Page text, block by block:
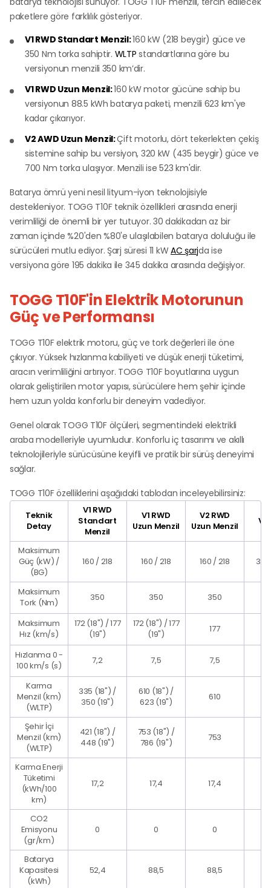
paketlere göre farklılık gösteriyor.
V1 RWD Standart Menzil:160 kW (218 beygir) güce ve
350 Nm torka sahiptir. WLTP standartlarına göre bu
versiyonun menzili 350 km’dir.
V1 RWD Uzun Menzil:160 kW motor gücüne sahip bu
versiyonun 88.5 kWh batarya paketi, menzili 623 km'ye
kadar çıkarıyor.
V2 AWD Uzun Menzil:Çift motorlu, dört tekerlekten çekiş
sistemine sahip bu versiyon, 320 kW (435 beygir) güce ve
700 Nm torka ulaşıyor. Menzili ise 523 km'dir.
Batarya ömrü yeni nesil lityum-iyon teknolojisiyle
destekleniyor. TOGG T10F teknik özellikleri arasında enerji
verimliliği de önemli bir yer tutuyor. 30 dakikadan az bir
zaman içinde %20'den %80'e ulaşılabilen batarya doluluğu ile
sürücüleri mutlu ediyor. Şarj süresi 11 kWAC şarjda ise
versiyona göre 195 dakika ile 345 dakika arasında değişiyor.
TOGG T10F'in Elektrik Motorunun
Güç ve Performansı
TOGG T10F elektrik motoru, güç ve tork değerleri ile öne
çıkıyor. Yüksek hızlanma kabiliyeti ve düşük enerji tüketimi,
aracın verimliliğini artırıyor. TOGG T10F boyutlarına uygun
olarak geliştirilen motor yapısı, sürücülere hem şehir içinde
hem uzun yolda konforlu bir deneyim vadediyor.
Genel olarak TOGG T10F ölçüleri, segmentindeki elektrikli
araba modelleriyle uyumludur. Konforlu iç tasarımı ve akıllı
teknolojileriyle sürücüsüne keyifli ve pratik bir sürüş deneyimi
sağlar.
TOGG T10F özelliklerini aşağıdaki tablodan inceleyebilirsiniz:
Teknik
Detay
V1 RWD
Standart
Menzil
V1 RWD
Uzun Menzil
V2 RWD
Uzun Menzil
V2
Maksimum
Güç (kW) /
(BG)
160 / 218 160 / 218 160 / 218
Maksimum
Tork (Nm)
350 350 350
Maksimum
Hız (km/s)
172 (18") / 177
(19")
172 (18") / 177
(19")
177
Hızlanma 0 -
100 km/s (s)
7,2 7,5 7,5
Karma
Menzil (km)
(WLTP)
335 (18") /
350 (19")
610 (18") /
623 (19")
610
Şehir İçi
Menzil (km)
(WLTP)
421 (18") /
448 (19")
753 (18") /
786 (19")
753
Karma Enerji
Tüketimi
(kWh/100
km)
17,2 17,4 17,4
CO2
Emisyonu
(gr/km)
0 0 0
Batarya
Kapasitesi
(kWh)
52,4 88,5 88,5